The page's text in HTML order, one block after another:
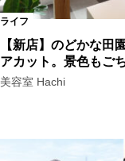
ライフ
【新店】のどかな田
アカット。景色もご
美容室 Hachi